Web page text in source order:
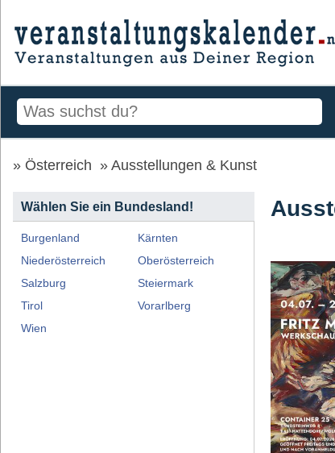
Österreich Ausstellungen & Kunst
Wählen Sie ein Bundesland!
Burgenland
Kärnten
Niederösterreich
Oberösterreich
Salzburg
Steiermark
Tirol
Vorarlberg
Wien